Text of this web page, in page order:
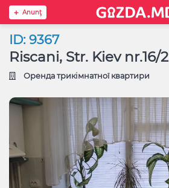
Anunţ
ID: 9367
Riscani, Str. Kiev nr.16/2
Оренда трикімнатної квартири